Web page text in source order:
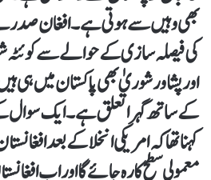
بھی وہیں سے ہوتی ہے۔افغان صدر نے
کی فیصلہ سازی کے حوالے سے
اور پشاور شوریٰ بھی پاکستان میں ہی
کے ساتھ گہرا تعلق ہے۔ ایک سوال
کہنا تھا کہ امریکی انخلا کے بعد
معمولی سطح کا رہ جائے گا اور اب